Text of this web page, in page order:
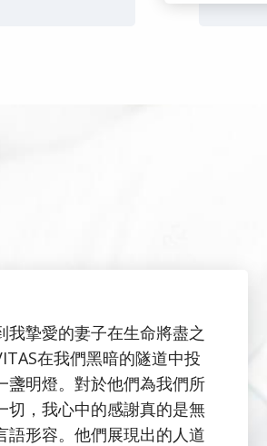
我摯愛的妻子在生命將盡之
在我們黑暗的隧道中投
盞明燈。對於他們為我們所
切，我心中的感謝真的是無
語形容。他們展現出的人道